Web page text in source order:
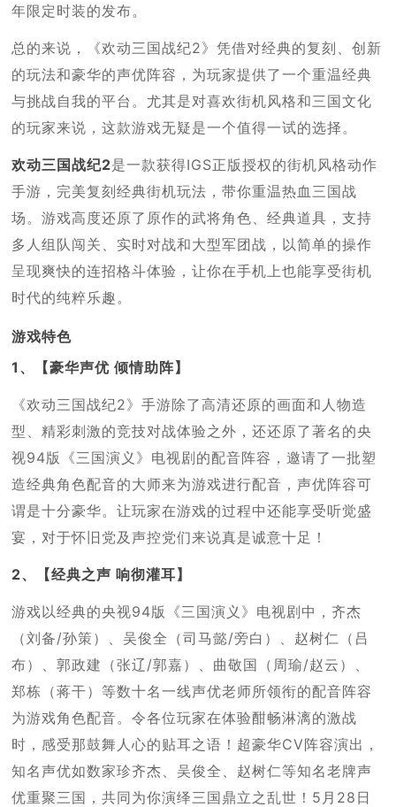
年限定时装的发布。
总的来说，《欢动三国战纪2》凭借对经典的复刻、创新
的玩法和豪华的声优阵容，为玩家提供了一个重温经典
与挑战自我的平台。尤其是对喜欢街机风格和三国文化
的玩家来说，这款游戏无疑是一个值得一试的选择。
欢动三国战纪2是一款获得IGS正版授权的街机风格动作
手游，完美复刻经典街机玩法，带你重温热血三国战
场。游戏高度还原了原作的武将角色、经典道具，支持
多人组队闯关、实时对战和大型军团战，以简单的操作
呈现爽快的连招格斗体验，让你在手机上也能享受街机
时代的纯粹乐趣。
游戏特色
1、【豪华声优 倾情助阵】
《欢动三国战纪2》手游除了高清还原的画面和人物造
型、精彩刺激的竞技对战体验之外，还还原了著名的央
视94版《三国演义》电视剧的配音阵容，邀请了一批塑
造经典角色配音的大师来为游戏进行配音，声优阵容可
谓是十分豪华。让玩家在游戏的过程中还能享受听觉盛
宴，对于怀旧党及声控党们来说真是诚意十足！
2、【经典之声 响彻灌耳】
游戏以经典的央视94版《三国演义》电视剧中，齐杰
（刘备/孙策）、吴俊全（司马懿/旁白）、赵树仁（吕
布）、郭政建（张辽/郭嘉）、曲敬国（周瑜/赵云）、
郑栋（蒋干）等数十名一线声优老师所领衔的配音阵容
为游戏角色配音。令各位玩家在体验酣畅淋漓的激战
时，感受那鼓舞人心的贴耳之语！超豪华CV阵容演出，
知名声优如数家珍齐杰、吴俊全、赵树仁等知名老牌声
优重聚三国，共同为你演绎三国鼎立之乱世！5月28日